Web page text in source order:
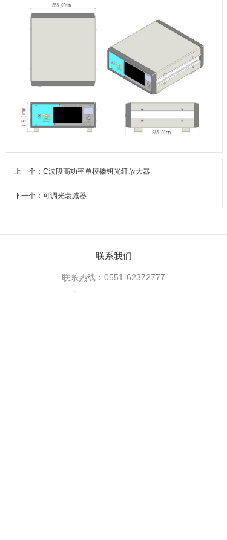
上一个：C波段高功率单模掺铒光纤放大器
下一个：可调光衰减器
联系我们
联系热线：0551-62372777
公司邮箱：sales@max-ray.net